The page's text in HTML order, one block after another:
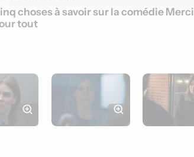
choses à savoir sur la comédie Merci
tout